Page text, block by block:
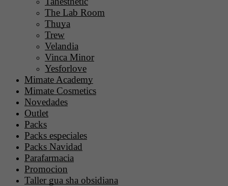
The Lab Room
Thuya
Trew
Velandia
Vinca Minor
Yesforlove
Mimate Academy
Mimate Cosmetics
Novedades
Outlet
Packs
Packs especiales
Packs Navidad
Parafarmacia
Promocion
Taller gua sha obsidiana